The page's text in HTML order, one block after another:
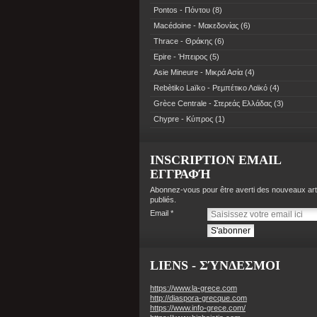
Pontos - Πόντου (8)
Macédoine - Μακεδονίας (6)
Thrace - Θράκης (6)
Epire - Ήπειρος (5)
Asie Mineure - Μικρά Ασία (4)
Rebètiko Laïko - Ρεμπέτικο Λαϊκό (4)
Grèce Centrale - Στερεάς Ελλάδας (3)
Chypre - Κύπρος (1)
INSCRIPTION EMAIL
ΕΓΓΡΑΦΉ
Abonnez-vous pour être averti des nouveaux
publiés.
Email
LIENS - ΣΎΝΔΕΣΜΟΙ
https://www.la-grece.com
http://diaspora-grecque.com
https://www.info-grece.com/